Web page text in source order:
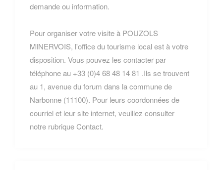
demande ou information.
Pour organiser votre visite à POUZOLS
MINERVOIS, l'office du tourisme local est à votre
disposition. Vous pouvez les contacter par
téléphone au +33 (0)4 68 48 14 81 .Ils se trouvent
au 1, avenue du forum dans la commune de
Narbonne (11100). Pour leurs coordonnées de
courriel et leur site internet, veuillez consulter
notre rubrique Contact.